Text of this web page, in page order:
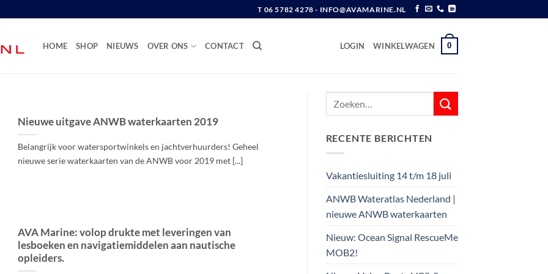
T 06 5782 4278 - INFO@AVAMARINE.NL
HOME SHOP NIEUWS OVER ONS CONTACT LOGIN WINKELWAGEN 0
Nieuwe uitgave ANWB waterkaarten 2019
Belangrijk voor watersportwinkels en jachtverhuurders! Geheel
nieuwe serie waterkaarten van de ANWB voor 2019 met [...]
AVA Marine: volop drukte met leveringen van
lesboeken en navigatiemiddelen aan nautische
opleiders.
RECENTE BERICHTEN
Vakantiesluiting 14 t/m 18 juli
ANWB Wateratlas Nederland |
nieuwe ANWB waterkaarten
Nieuw: Ocean Signal RescueMe
MOB2!